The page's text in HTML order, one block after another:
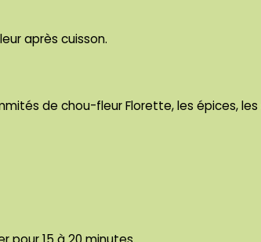
après cuisson.
de chou-fleur Florette, les épices, les